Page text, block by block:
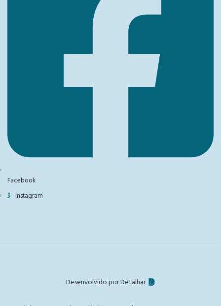
Facebook
Instagram
Desenvolvido por Detalhar